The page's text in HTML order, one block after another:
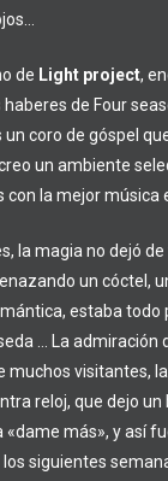
de Light project,
de Four
coro de góspel
un ambiente
la mejor música
la magia no dejó de
un cóctel,
estaba todo
… La admiración
muchos visitantes,
reloj, que dejo un
«dame más», y así
siguientes